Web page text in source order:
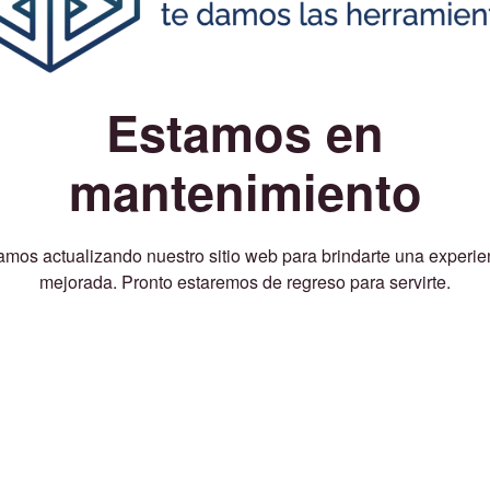
Estamos en
mantenimiento
actualizando nuestro sitio web para brindarte una
mejorada. Pronto estaremos de regreso para servirte.